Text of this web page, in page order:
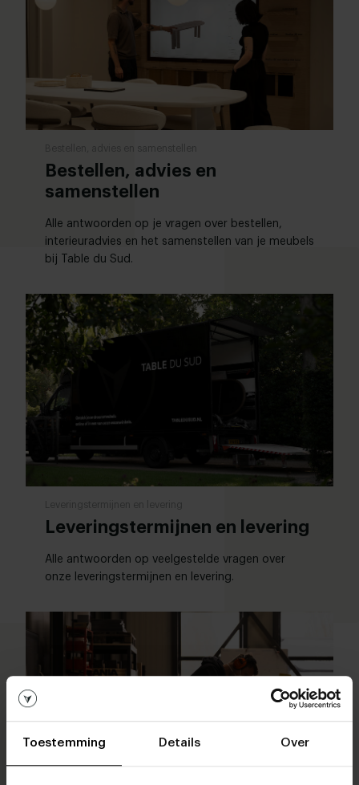
Toestemming Details Over
Bestellen, advies en samenstellen
Bestellen, advies en
samenstellen
Alle antwoorden op je vragen over bestellen,
interieuradvies en het samenstellen van je meubels
bij Table du Sud.
Leveringstermijnen en levering
Leveringstermijnen en levering
Alle antwoorden op veelgestelde vragen over
onze leveringstermijnen en levering.